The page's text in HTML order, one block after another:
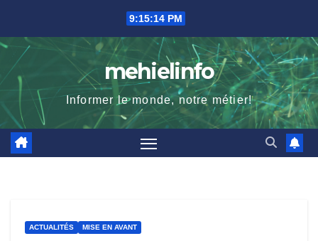
content
9:15:15 PM
mehielinfo
Informer le monde, notre métier!
ACTUALITÉS MISE EN AVANT